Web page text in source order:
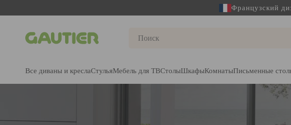
Французский
Gautier
Все диваны и креслаСтульяМебель для ТВСтолыШкафыКомнатыПисьменные